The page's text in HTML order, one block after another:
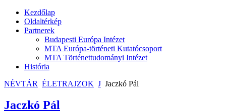
Kezdőlap
Oldaltérkép
Partnerek
Budapesti Európa Intézet
MTA Európa-történeti Kutatócsoport
MTA Történettudományi Intézet
História
NÉVTÁR ÉLETRAJZOK J Jaczkó Pál
Jaczkó Pál